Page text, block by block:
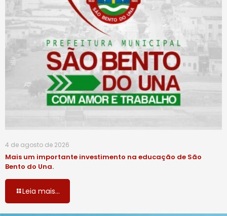
4 de agosto de 2026
Mais um importante investimento na educação de São
Bento do Una.
Leia mais...